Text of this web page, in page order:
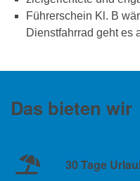
Führerschein Kl. B
Dienstfahrrad geht es
Das bieten wir
30 Tage